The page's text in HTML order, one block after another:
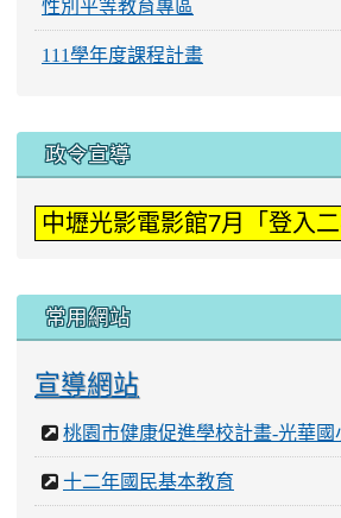
性別平等教育專區
111學年度課程計畫
政令宣導
中壢光影電影館7月「登入二
常用網站
宣導網站
桃園市健康促進學校計畫-光華國
十二年國民基本教育